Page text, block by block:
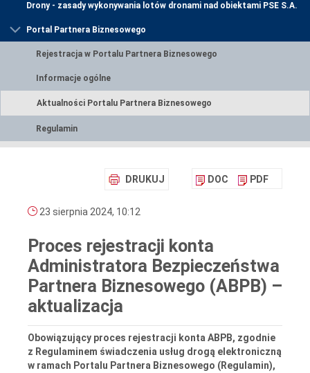
Drony - zasady wykonywania lotów dronami nad obiektami PSE S.A.
Portal Partnera Biznesowego
Rejestracja w Portalu Partnera Biznesowego
Informacje ogólne
Aktualności Portalu Partnera Biznesowego
Regulamin
DRUKUJ DOC PDF
23 sierpnia 2024, 10:12
Proces rejestracji konta
Administratora Bezpieczeństwa
Partnera Biznesowego (ABPB) –
aktualizacja
Obowiązujący proces rejestracji konta ABPB, zgodnie
z Regulaminem świadczenia usług drogą elektroniczną
w ramach Portalu Partnera Biznesowego (Regulamin),